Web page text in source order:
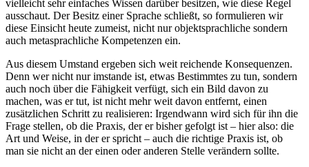
vielleicht sehr einfaches Wissen darüber besitzen, wie diese Regel
ausschaut. Der Besitz einer Sprache schließt, so formulieren wir
diese Einsicht heute zumeist, nicht nur objektsprachliche sondern
auch metasprachliche Kompetenzen ein.
Aus diesem Umstand ergeben sich weit reichende Konsequenzen.
Denn wer nicht nur imstande ist, etwas Bestimmtes zu tun, sondern
auch noch über die Fähigkeit verfügt, sich ein Bild davon zu
machen, was er tut, ist nicht mehr weit davon entfernt, einen
zusätzlichen Schritt zu realisieren: Irgendwann wird sich für ihn die
Frage stellen, ob die Praxis, der er bisher gefolgt ist – hier also: die
Art und Weise, in der er spricht – auch die richtige Praxis ist, ob
man sie nicht an der einen oder anderen Stelle verändern sollte.